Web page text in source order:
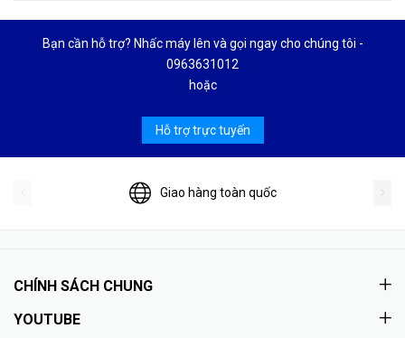
Bạn cần hỗ trợ? Nhấc máy lên và gọi ngay cho chúng tôi -
0963631012
hoặc
Hỗ trợ trực tuyến
Giao hàng toàn quốc
CHÍNH SÁCH CHUNG
YOUTUBE